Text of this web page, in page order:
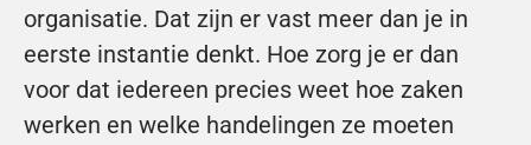
organisatie. Dat zijn er vast meer dan je in
eerste instantie denkt. Hoe zorg je er dan
voor dat iedereen precies weet hoe zaken
werken en welke handelingen ze moeten